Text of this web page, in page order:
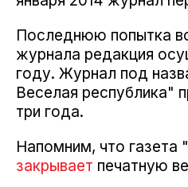
Последнюю попытка
журнала редакция
году. Журнал под
Веселая республика"
три года.
Напомним, что газета
закрывает печатную